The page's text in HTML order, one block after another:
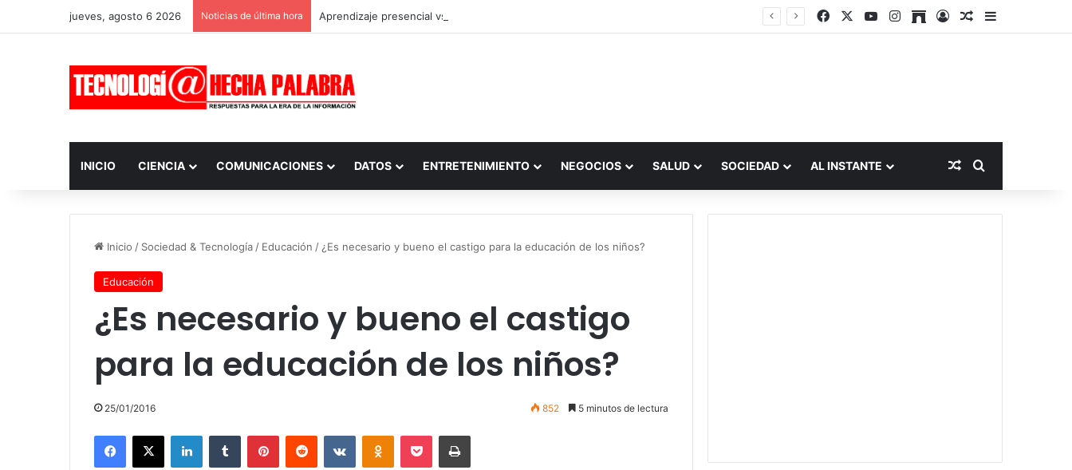
jueves, agosto 6 2026 Noticias de última hora Aprendizaje presencial vs. por internet FacebookYouTubeInstagram
ArchiveAccesoPublicación al
Barra lateral
INICIO CIENCIA COMUNICACIONES DATOS ENTRETENIMIENTO NEGOCIOS SALUD SOCIEDAD AL INSTANTE Publicación al
Buscar por
Inicio / Sociedad & Tecnología / Educación / ¿Es necesario y bueno el castigo para la educación de los niños?
Educación
¿Es necesario y bueno el castigo
para la educación de los niños?
25/01/2016 852 5 minutos de lectura
Facebook
X LinkedInTumblr PinterestReddit VKontakteOdnoklassniki
Pocket Imprimir